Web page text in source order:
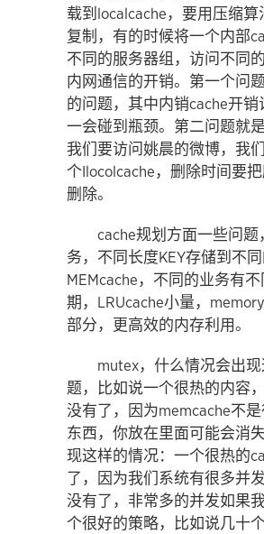
载到localcache，要用压缩算
复制，有的时候将一个内部
不同的服务器组，访问不同
内网通信的开销。第一个问
的问题，其中内销cache开销
一会碰到瓶颈。第二问题就是
我们要访问姚晨的微博，我
个Ilocolcache，删除时间要
删除。
cache规划方面一些问题
务，不同长度KEY存储到不
MEMcache，不同的业务有不
期，LRUcache小量，
部分，更高效的内存利用。
mutex，什么情况会出现
题，比如说一个很热的内容
没有了，因为memcache不
东西，你放在里面可能会消
现这样的情况：一个很热的
了，因为我们系统有很多并
没有了，非常多的并发如果
个很好的策略，比如说几十